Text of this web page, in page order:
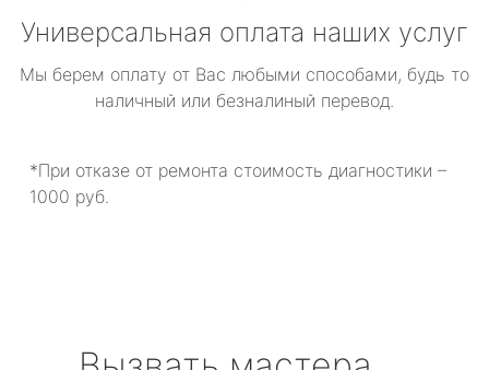
Универсальная оплата наших услуг
Мы берем оплату от Вас любыми способами, будь то
наличный или безналиный перевод.
*При отказе от ремонта стоимость диагностики –
1000 руб.